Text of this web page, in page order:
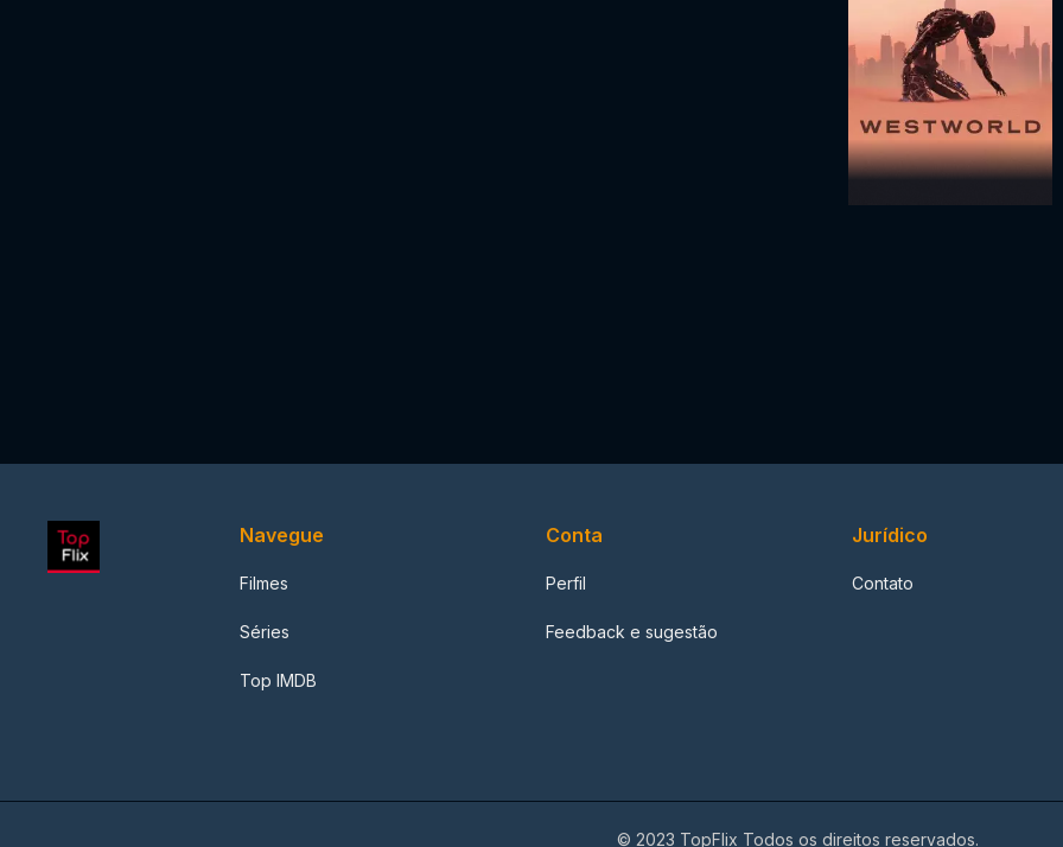
Navegue
Filmes
Séries
Top IMDB
Conta
Perfil
Feedback e sugestão
Jurídico
Contato
© 2023 TopFlix Todos os direitos reservados.